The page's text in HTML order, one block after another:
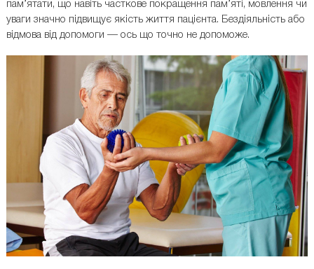
пам’ятати, що навіть часткове покращення пам’яті, мовлення чи
уваги значно підвищує якість життя пацієнта. Бездіяльність або
відмова від допомоги — ось що точно не допоможе.